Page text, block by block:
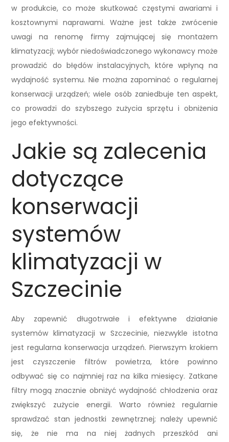
w produkcie, co może skutkować częstymi awariami i
kosztownymi naprawami. Ważne jest także zwrócenie
uwagi na renomę firmy zajmującej się montażem
klimatyzacji; wybór niedoświadczonego wykonawcy może
prowadzić do błędów instalacyjnych, które wpłyną na
wydajność systemu. Nie można zapominać o regularnej
konserwacji urządzeń; wiele osób zaniedbuje ten aspekt,
co prowadzi do szybszego zużycia sprzętu i obniżenia
jego efektywności.
Jakie są zalecenia
dotyczące
konserwacji
systemów
klimatyzacji w
Szczecinie
Aby zapewnić długotrwałe i efektywne działanie
systemów klimatyzacji w Szczecinie, niezwykle istotna
jest regularna konserwacja urządzeń. Pierwszym krokiem
jest czyszczenie filtrów powietrza, które powinno
odbywać się co najmniej raz na kilka miesięcy. Zatkane
filtry mogą znacznie obniżyć wydajność chłodzenia oraz
zwiększyć zużycie energii. Warto również regularnie
sprawdzać stan jednostki zewnętrznej; należy upewnić
się, że nie ma na niej żadnych przeszkód ani